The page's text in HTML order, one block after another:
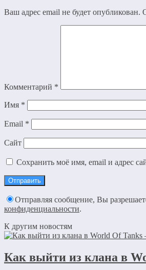
Ваш адрес email не будет опубликован.
Комментарий *
Имя *
Email *
Сайт
Сохранить моё имя, email и адрес
Отправляя сообщение, Вы
конфиденциальности.
К другим новостям
Как выйти из клана в